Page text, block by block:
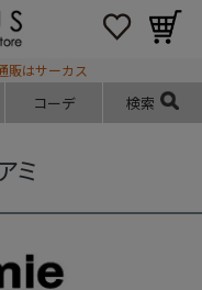
販はサーカス
コーデ 検索
ミ